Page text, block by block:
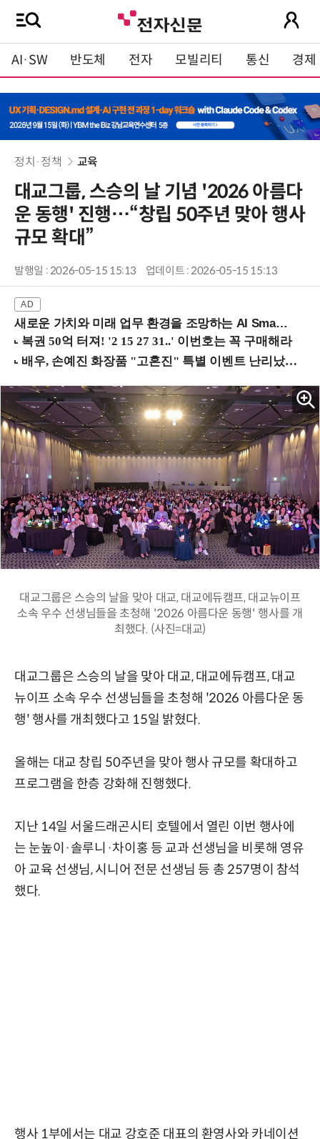
AI·SW 반도체 전자 모빌리티 통신 경제
정치·정책 교육
대교그룹, 스승의 날 기념 '2026 아름다
운 동행' 진행…“창립 50주년 맞아 행사
규모 확대”
발행일 : 2026-05-15 15:13 업데이트 : 2026-05-15 15:13
새로운 가치와 미래 업무 환경을 조망하는 AI Smart Work Summit 2026 (9/11 코엑스)
대교그룹은 스승의 날을 맞아 대교, 대교에듀캠프, 대교뉴이프
소속 우수 선생님들을 초청해 '2026 아름다운 동행' 행사를 개
최했다. (사진=대교)
대교그룹은 스승의 날을 맞아 대교, 대교에듀캠프, 대교
뉴이프 소속 우수 선생님들을 초청해 '2026 아름다운 동
행' 행사를 개최했다고 15일 밝혔다.
올해는 대교 창립 50주년을 맞아 행사 규모를 확대하고
프로그램을 한층 강화해 진행했다.
지난 14일 서울드래곤시티 호텔에서 열린 이번 행사에
는 눈높이·솔루니·차이홍 등 교과 선생님을 비롯해 영유
아 교육 선생님, 시니어 전문 선생님 등 총 257명이 참석
했다.
행사 1부에서는 대교 강호준 대표의 환영사와 카네이션